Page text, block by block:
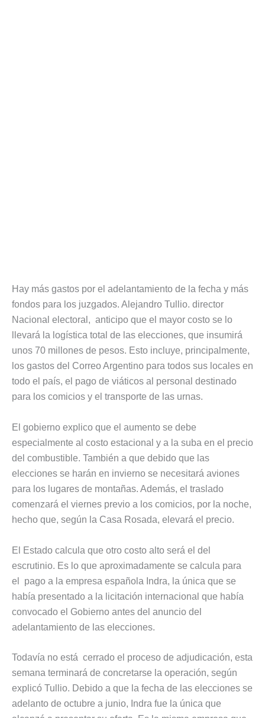
Hay más gastos por el adelantamiento de la fecha y más
fondos para los juzgados. Alejandro Tullio. director
Nacional electoral, anticipo que el mayor costo se lo
llevará la logística total de las elecciones, que insumirá
unos 70 millones de pesos. Esto incluye, principalmente,
los gastos del Correo Argentino para todos sus locales en
todo el país, el pago de viáticos al personal destinado
para los comicios y el transporte de las urnas.
El gobierno explico que el aumento se debe
especialmente al costo estacional y a la suba en el precio
del combustible. También a que debido que las
elecciones se harán en invierno se necesitará aviones
para los lugares de montañas. Además, el traslado
comenzará el viernes previo a los comicios, por la noche,
hecho que, según la Casa Rosada, elevará el precio.
El Estado calcula que otro costo alto será el del
escrutinio. Es lo que aproximadamente se calcula para
el pago a la empresa española Indra, la única que se
había presentado a la licitación internacional que había
convocado el Gobierno antes del anuncio del
adelantamiento de las elecciones.
Todavía no está cerrado el proceso de adjudicación, esta
semana terminará de concretarse la operación, según
explicó Tullio. Debido a que la fecha de las elecciones se
adelanto de octubre a junio, Indra fue la única que